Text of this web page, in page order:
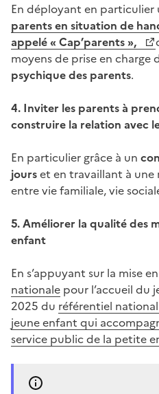
En déployant en particulier
parents en situation de
appelé « Cap’parents »,
moyens de prise en charge
psychique des parents.
4. Inviter les parents à
construire la relation avec
En particulier grâce à un
jourset en travaillant à
entre vie familiale, vie
5. Améliorer la qualité des
enfant
En s’appuyant sur la mise
nationale pour l’accueil du
2025 du référentiel
jeune enfant qui
service public de la petite